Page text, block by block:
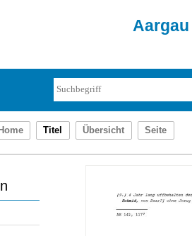
Home Titel Übersicht Seite